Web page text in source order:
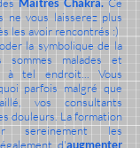
ne vous laisserez plus
les avoir rencontrés :)
la symbolique de la
sommes malades et
à tel endroit... Vous
parfois malgré que
vos consultants
douleurs. La formation
sereinement les
d'augmenter